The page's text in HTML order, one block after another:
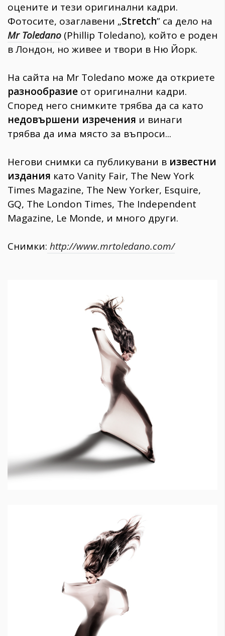
Wellness
1817
ПОСЛЕДВАЙТЕ
оцените и тези оригинални кадри.
Фотосите, озаглавени „Stretch” са дело на
Mr Toledano (Phillip Toledano), който е роден
в Лондон, но живее и твори в Ню Йорк.
На сайта на Mr Toledano може да откриете
разнообразие от оригинални кадри.
Според него снимките трябва да са като
недовършени изречения и винаги
трябва да има място за въпроси...
Негови снимки са публикувани в известни
издания като Vanity Fair, The New York
Times Magazine, The New Yorker, Esquire,
GQ, The London Times, The Independent
Magazine, Le Monde, и много други.
Снимки: http://www.mrtoledano.com/